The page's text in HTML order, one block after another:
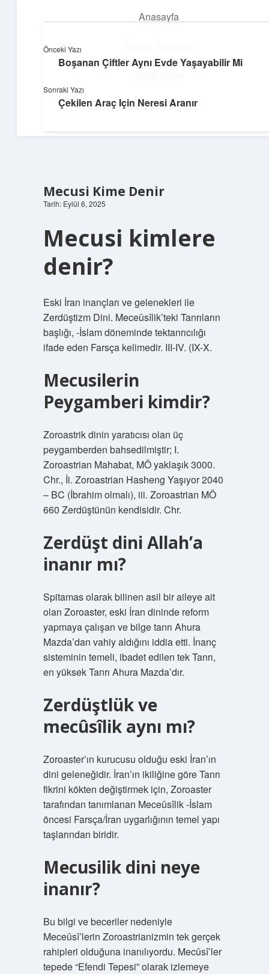
Anasayfa
Hakkımızda
Pratik Çözüm Rehberi
Hayatını kolaylaştıran zekice fikirler!
Mecusi Kime Denir
Tarih: Eylül 6, 2025
Mecusi kimlere
denir?
Eski İran inançları ve gelenekleri ile
Zerdüştizm Dini. Meceûsîlik’teki Tanrıların
başlığı, -İslam döneminde tektanrıcılığı
ifade eden Farsça kelimedir. III-IV. (IX-X.
Mecusilerin
Peygamberi kimdir?
Zoroastrik dinin yaratıcısı olan üç
peygamberden bahsedilmiştir; I.
Zoroastrian Mahabat, MÖ yaklaşık 3000.
Chr., İi. Zoroastrian Hasheng Yaşıyor 2040
– BC (İbrahim olmalı), iii. Zoroastrian MÖ
660 Zerdüştünün kendisidir. Chr.
Zerdüşt dini Allah’a
inanır mı?
Spitamas olarak bilinen asil bir aileye ait
olan Zoroaster, eski İran dininde reform
yapmaya çalışan ve bilge tanrı Ahura
Mazda’dan vahiy aldığını iddia etti. İnanç
sisteminin temeli, ibadet edilen tek Tanrı,
en yüksek Tanrı Ahura Mazda’dır.
Zerdüştlük ve
mecûsîlik aynı mı?
Zoroaster’ın kurucusu olduğu eski İran’ın
dini geleneğidir. İran’ın ikiliğine göre Tanrı
fikrini kökten değiştirmek için, Zoroaster
tarafından tanımlanan Meceûsîlik -İslam
öncesi Farsça/İran uygarlığının temel yapı
taşlarından biridir.
Mecusilik dini neye
inanır?
Bu bilgi ve beceriler nedeniyle
Meceûsî’lerin Zoroastrianizmin tek gerçek
rahipleri olduğuna inanılıyordu. Mecûsî’ler
tepede “Efendi Tepesi” olarak izlemeye
Önceki Yazı
Boşanan Çiftler Aynı Evde Yaşayabilir Mi
Sonraki Yazı
Çekilen Araç Için Neresi Aranır